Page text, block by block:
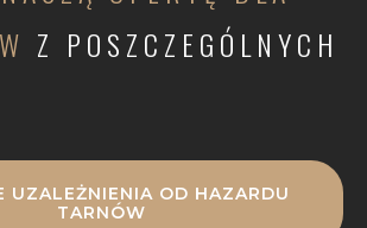
Z POSZCZEGÓLNYCH
UZALEŻNIENIA OD HAZARDU
TARNÓW